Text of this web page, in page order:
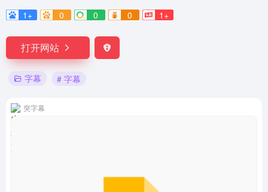
1+
0 0 0 1+
打开网站
字幕 # 字幕
突字幕